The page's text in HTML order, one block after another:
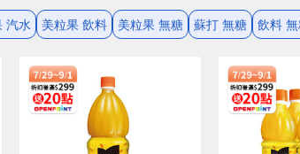
汽水 美粒果 飲料 美粒果 無糖 蘇打 無糖 飲料